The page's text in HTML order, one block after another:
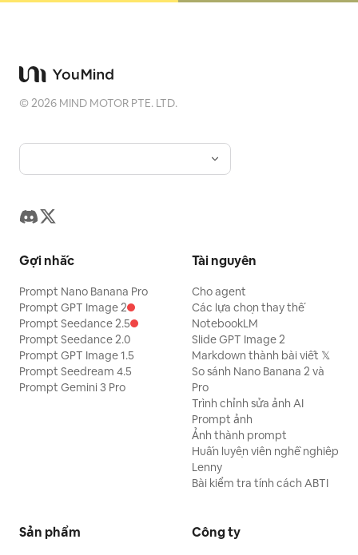
©2026 MIND MOTOR PTE. LTD.
Gợi nhắc
Prompt Nano Banana Pro
Prompt GPT Image 2
Prompt Seedance 2.5
Prompt Seedance 2.0
Prompt GPT Image 1.5
Prompt Seedream 4.5
Prompt Gemini 3 Pro
Tài nguyên
Cho agent
Các lựa chọn thay thế
NotebookLM
Slide GPT Image 2
Markdown thành bài viết 𝕏
So sánh Nano Banana 2 và
Pro
Trình chỉnh sửa ảnh AI
Prompt ảnh
Ảnh thành prompt
Huấn luyện viên nghề nghiệp
Lenny
Bài kiểm tra tính cách ABTI
Sản phẩm Công ty